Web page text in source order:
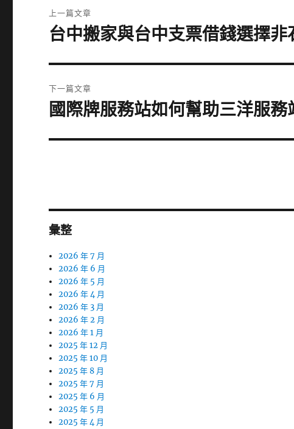
章
上一篇文章
上
篇
文
章:
台中搬家與台中支票借錢選擇
下一篇文章
下
篇
國際牌服務站如何幫助三洋服
彙整
2026 年 7 月
2026 年 6 月
2026 年 5 月
2026 年 4 月
2026 年 3 月
2026 年 2 月
2026 年 1 月
2025 年 12 月
2025 年 10 月
2025 年 8 月
2025 年 7 月
2025 年 6 月
2025 年 5 月
2025 年 4 月